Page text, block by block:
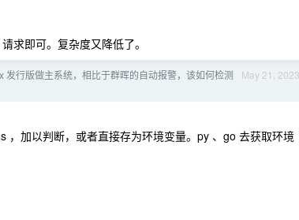
求即可。复杂度又降低了。
May 21, 2023
发行版做主系统，相比于群晖的自动报警，该如何检测
，加以判断，或者直接存为环境变量。py 、go 去获取环境